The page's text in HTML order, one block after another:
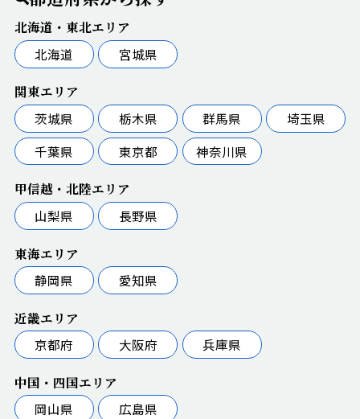
北海道・東北エリア
北海道
宮城県
関東エリア
茨城県
栃木県 群馬県
埼玉県
千葉県
東京都 神奈川県
甲信越・北陸エリア
山梨県
長野県
東海エリア
静岡県
愛知県
近畿エリア
京都府
大阪府 兵庫県
中国・四国エリア
岡山県
広島県